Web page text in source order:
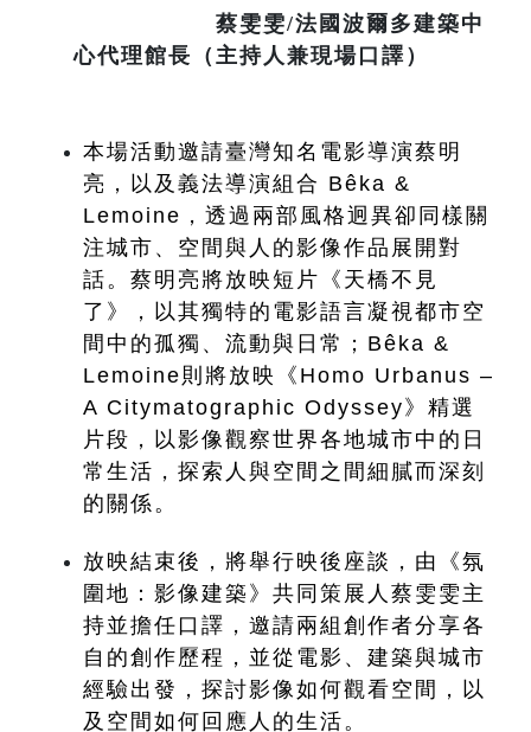
蔡雯雯/法國波爾多建築中
心代理館長（主持人兼現場口譯）
本場活動邀請臺灣知名電影導演蔡明
亮，以及義法導演組合 Bêka &
Lemoine，透過兩部風格迥異卻同樣關
注城市、空間與人的影像作品展開對
話。蔡明亮將放映短片《天橋不見
了》，以其獨特的電影語言凝視都市空
間中的孤獨、流動與日常；Bêka &
Lemoine則將放映《Homo Urbanus –
A Citymatographic Odyssey》精選
片段，以影像觀察世界各地城市中的日
常生活，探索人與空間之間細膩而深刻
的關係。
放映結束後，將舉行映後座談，由《氛
圍地：影像建築》共同策展人蔡雯雯主
持並擔任口譯，邀請兩組創作者分享各
自的創作歷程，並從電影、建築與城市
經驗出發，探討影像如何觀看空間，以
及空間如何回應人的生活。